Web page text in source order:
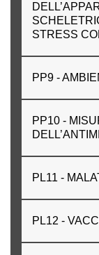
STRESS
PP9 -
PP10 -
PL11 -
PL12 -